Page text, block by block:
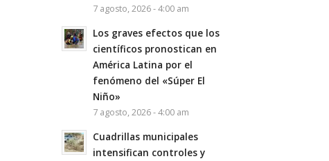
7 agosto, 2026 - 4:00 am
Los graves efectos que los
científicos pronostican en
América Latina por el
fenómeno del «Súper El
Niño»
7 agosto, 2026 - 4:00 am
Cuadrillas municipales
intensifican controles y